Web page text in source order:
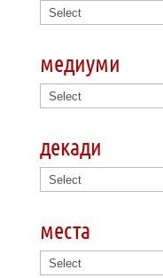
медиуми
декади
места